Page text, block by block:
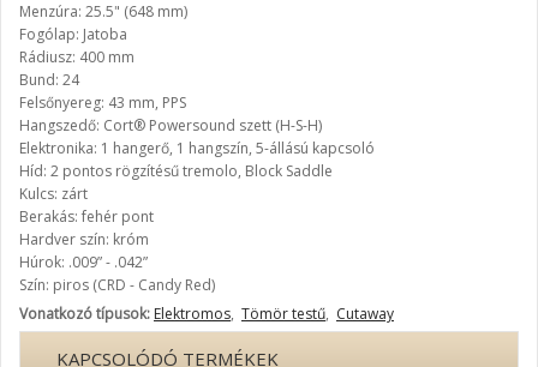
Menzúra: 25.5" (648 mm)
Fogólap: Jatoba
Rádiusz: 400 mm
Bund: 24
Felsőnyereg: 43 mm, PPS
Hangszedő: Cort® Powersound szett (H-S-H)
Elektronika: 1 hangerő, 1 hangszín, 5-állású kapcsoló
Híd: 2 pontos rögzítésű tremolo, Block Saddle
Kulcs: zárt
Berakás: fehér pont
Hardver szín: króm
Húrok: .009” - .042”
Szín: piros (CRD - Candy Red)
Vonatkozó típusok: Elektromos, Tömör testű, Cutaway
KAPCSOLÓDÓ TERMÉKEK